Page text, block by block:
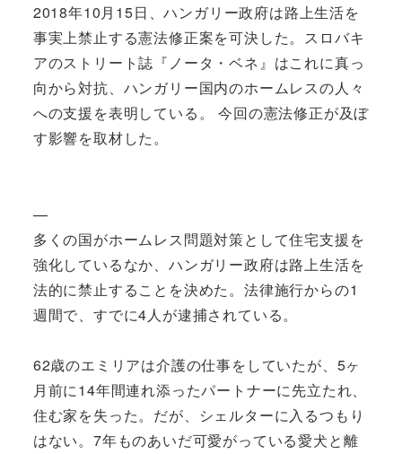
2018年10月15日、ハンガリー政府は路上生活を
事実上禁止する憲法修正案を可決した。スロバキ
アのストリート誌『ノータ・ベネ』はこれに真っ
向から対抗、ハンガリー国内のホームレスの人々
への支援を表明している。 今回の憲法修正が及ぼ
す影響を取材した。
—
多くの国がホームレス問題対策として住宅支援を
強化しているなか、ハンガリー政府は路上生活を
法的に禁止することを決めた。法律施行からの1
週間で、すでに4人が逮捕されている。
62歳のエミリアは介護の仕事をしていたが、5ヶ
月前に14年間連れ添ったパートナーに先立たれ、
住む家を失った。だが、シェルターに入るつもり
はない。7年ものあいだ可愛がっている愛犬と離